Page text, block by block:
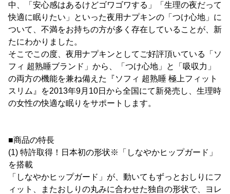
中、「安心感はあるけどゴワゴワする」「生理の夜だって
快適に眠りたい」といった夜用ナプキンの「つけ心地」に
ついて、不満をお持ちの方が多く存在していることが、新
たにわかりました。
そこでこの度、夜用ナプキンとしてご好評頂いている「ソ
フィ 超熟睡ブランド」から、「つけ心地」と「吸収力」
の両方の機能を兼ね備えた『ソフィ 超熟睡 極上フィット
スリム』を2013年9月10日から全国にて新発売し、生理時
の女性の快適な眠りをサポートします。
■商品の特長
(1) 特許取得！日本初の形状※「しなやかヒップガード」
を搭載
「しなやかヒップガード」が、動いてもずっとおしりにフ
ィット、またおしりの丸みに合わせた独自の形状で、ヨレ